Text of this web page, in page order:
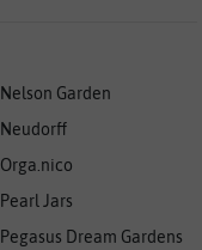
Nelson Garden
Neudorff
Orga.nico
Pearl Jars
Pegasus Dream Gardens